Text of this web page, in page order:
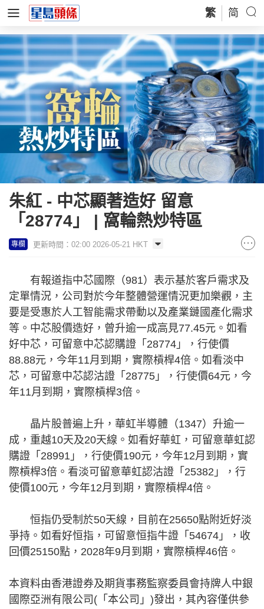
繁 简
朱紅 - 中芯顯著造好 留意
「28774」 | 窩輪熱炒特區
專欄 更新時間：02:00 2026-05-21 HKT
有報道指中芯國際（981）表示基於客戶需求及
定單情況，公司對於今年整體營運情況更加樂觀，主
要是受惠於人工智能需求帶動以及產業鏈國產化需求
等。中芯股價造好，曾升逾一成高見77.45元。如看
好中芯，可留意中芯認購證「28774」，行使價
88.88元，今年11月到期，實際槓桿4倍。如看淡中
芯，可留意中芯認沽證「28775」，行使價64元，今
年11月到期，實際槓桿3倍。
晶片股普遍上升，華虹半導體（1347）升逾一
成，重越10天及20天線。如看好華虹，可留意華虹認
購證「28991」，行使價190元，今年12月到期，實
際槓桿3倍。看淡可留意華虹認沽證「25382」，行
使價100元，今年12月到期，實際槓桿4倍。
恒指仍受制於50天線，目前在25650點附近好淡
爭持。如看好恒指，可留意恒指牛證「54674」，收
回價25150點，2028年9月到期，實際槓桿46倍。
本資料由香港證券及期貨事務監察委員會持牌人中銀
國際亞洲有限公司(「本公司」)發出，其內容僅供參